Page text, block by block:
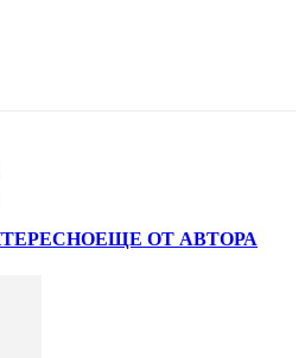
ЕЩЕ ОТ АВТОРА